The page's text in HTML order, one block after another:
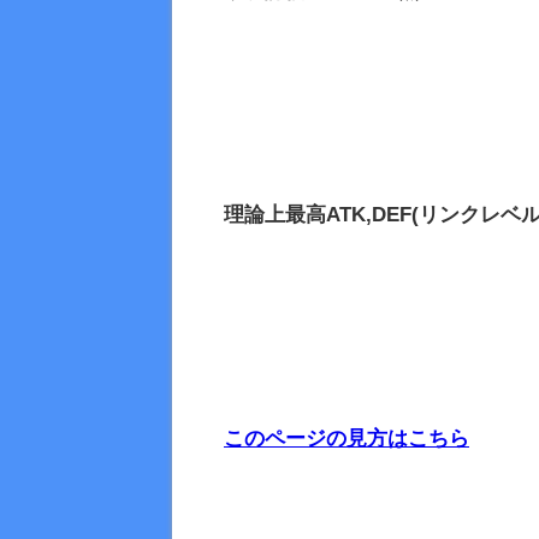
理論上最高ATK,DEF(リンクレベ
このページの見方はこちら